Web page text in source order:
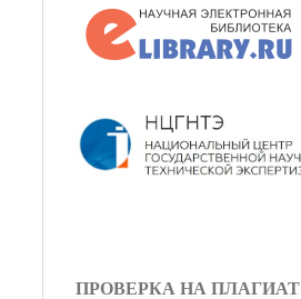
ПРОВЕРКА НА ПЛАГИАТ